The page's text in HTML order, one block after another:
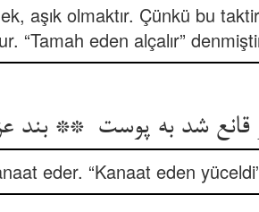
aşık olmaktır. Çünkü bu
“Tamah eden alçalır”
eder. “Kanaat eden